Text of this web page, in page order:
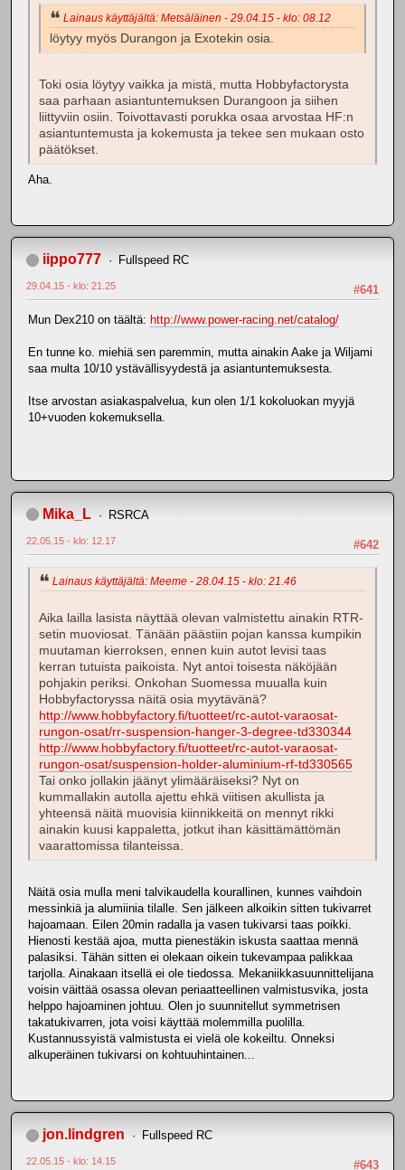
Lainaus käyttäjältä: Metsäläinen - 29.04.15 - klo: 08.12
löytyy myös Durangon ja Exotekin osia.
Toki osia löytyy vaikka ja mistä, mutta Hobbyfactorysta
saa parhaan asiantuntemuksen Durangoon ja siihen
liittyviin osiin. Toivottavasti porukka osaa arvostaa HF:n
asiantuntemusta ja kokemusta ja tekee sen mukaan osto
päätökset.
Aha.
iippo777 Fullspeed RC
#641
29.04.15 - klo: 21.25
Mun Dex210 on täältä: http://www.power-racing.net/catalog/
En tunne ko. miehiä sen paremmin, mutta ainakin Aake ja Wiljami
saa multa 10/10 ystävällisyydestä ja asiantuntemuksesta.
Itse arvostan asiakaspalvelua, kun olen 1/1 kokoluokan myyjä
10+vuoden kokemuksella.
Mika_L RSRCA
#642
22.05.15 - klo: 12.17
Lainaus käyttäjältä: Meeme - 28.04.15 - klo: 21.46
Aika lailla lasista näyttää olevan valmistettu ainakin RTR-
setin muoviosat. Tänään päästiin pojan kanssa kumpikin
muutaman kierroksen, ennen kuin autot levisi taas
kerran tutuista paikoista. Nyt antoi toisesta näköjään
pohjakin periksi. Onkohan Suomessa muualla kuin
Hobbyfactoryssa näitä osia myytävänä?
http://www.hobbyfactory.fi/tuotteet/rc-autot-varaosat-
rungon-osat/rr-suspension-hanger-3-degree-td330344
http://www.hobbyfactory.fi/tuotteet/rc-autot-varaosat-
rungon-osat/suspension-holder-aluminium-rf-td330565
Tai onko jollakin jäänyt ylimääräiseksi? Nyt on
kummallakin autolla ajettu ehkä viitisen akullista ja
yhteensä näitä muovisia kiinnikkeitä on mennyt rikki
ainakin kuusi kappaletta, jotkut ihan käsittämättömän
vaarattomissa tilanteissa.
Näitä osia mulla meni talvikaudella kourallinen, kunnes vaihdoin
messinkiä ja alumiinia tilalle. Sen jälkeen alkoikin sitten tukivarret
hajoamaan. Eilen 20min radalla ja vasen tukivarsi taas poikki.
Hienosti kestää ajoa, mutta pienestäkin iskusta saattaa mennä
palasiksi. Tähän sitten ei olekaan oikein tukevampaa palikkaa
tarjolla. Ainakaan itsellä ei ole tiedossa. Mekaniikkasuunnittelijana
voisin väittää osassa olevan periaatteellinen valmistusvika, josta
helppo hajoaminen johtuu. Olen jo suunnitellut symmetrisen
takatukivarren, jota voisi käyttää molemmilla puolilla.
Kustannussyistä valmistusta ei vielä ole kokeiltu. Onneksi
alkuperäinen tukivarsi on kohtuuhintainen...
jon.lindgren Fullspeed RC
#643
22.05.15 - klo: 14.15